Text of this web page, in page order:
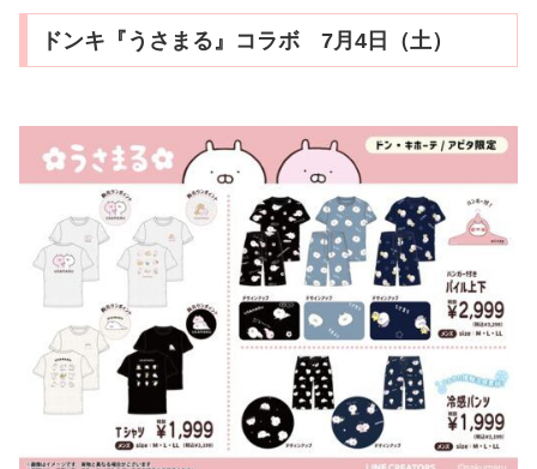
ドンキ『うさまる』コラボ 7月4日（土）